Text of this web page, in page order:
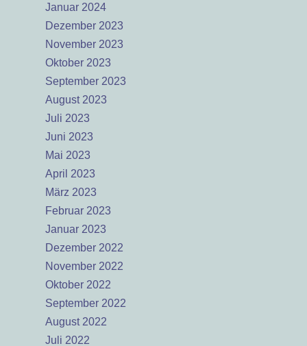
Januar 2024
Dezember 2023
November 2023
Oktober 2023
September 2023
August 2023
Juli 2023
Juni 2023
Mai 2023
April 2023
März 2023
Februar 2023
Januar 2023
Dezember 2022
November 2022
Oktober 2022
September 2022
August 2022
Juli 2022